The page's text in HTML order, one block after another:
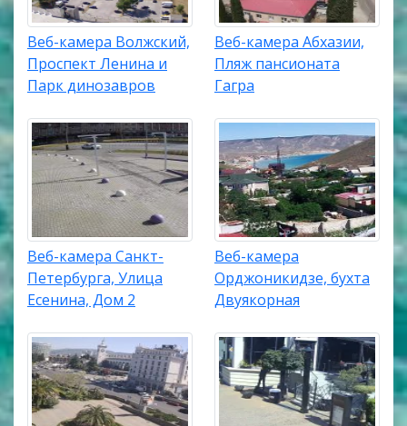
Веб-камера Волжский,
Проспект Ленина и
Парк динозавров
Веб-камера Абхазии,
Пляж пансионата
Гагра
Веб-камера Санкт-
Петербурга, Улица
Есенина, Дом 2
Веб-камера
Орджоникидзе, бухта
Двуякорная